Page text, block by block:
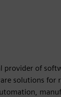
provider of
solutions for